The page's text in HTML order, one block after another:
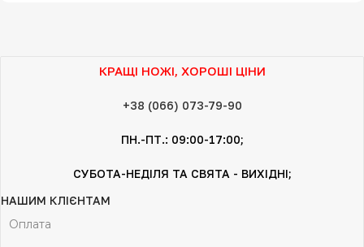
КРАЩІ НОЖІ, ХОРОШІ ЦІНИ
+38 (066) 073-79-90
ПН.-ПТ.: 09:00-17:00;
СУБОТА-НЕДІЛЯ ТА СВЯТА - ВИХІДНІ;
НАШИМ КЛІЄНТАМ
Оплата